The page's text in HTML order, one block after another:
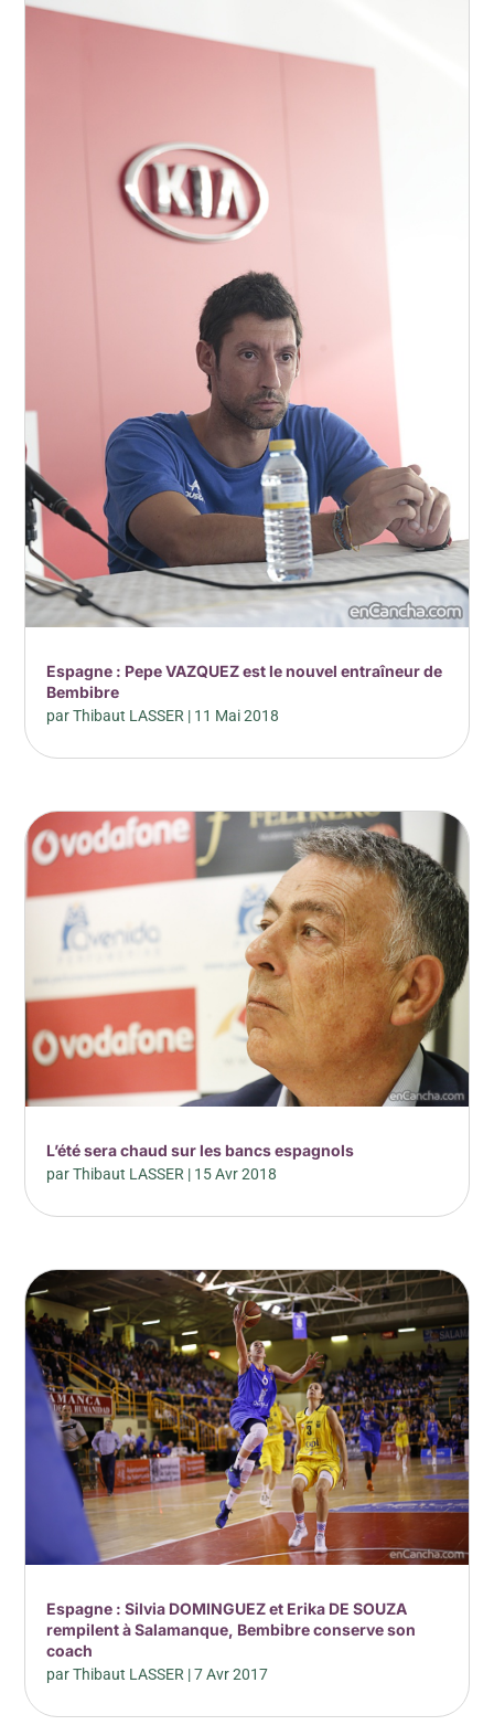
Espagne : Pepe VAZQUEZ est le nouvel entraîneur de
Bembibre
parThibaut LASSER | 11 Mai 2018
L’été sera chaud sur les bancs espagnols
parThibaut LASSER | 15 Avr 2018
Espagne : Silvia DOMINGUEZ et Erika DE SOUZA
rempilent à Salamanque, Bembibre conserve son
coach
parThibaut LASSER |7 Avr 2017